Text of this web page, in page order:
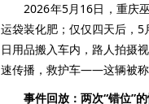
2026年5月16日，重庆巫
运袋装化肥；仅仅四天后，
日用品搬入车内，路人拍摄
速传播，救护车——这辆被称
事件回放：两次“错位”